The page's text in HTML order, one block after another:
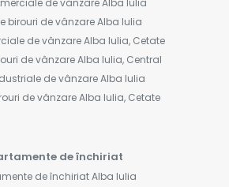
birouri de vânzare Alba Iulia
de vânzare Alba Iulia, Cetate
de vânzare Alba Iulia, Central
de vânzare Alba Iulia
de vânzare Alba Iulia, Cetate
de închiriat
de închiriat Alba Iulia